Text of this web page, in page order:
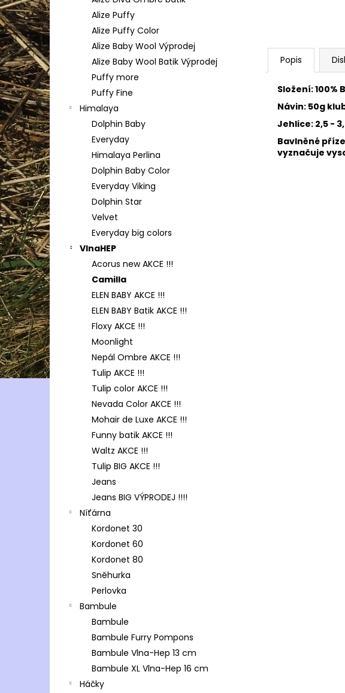
l
Alize Puffy
Alize Puffy Color
Alize Baby Wool Výprodej
Alize Baby Wool Batik Výprodej
Puffy more
Puffy Fine
Himalaya
Dolphin Baby
Everyday
Himalaya Perlina
Dolphin Baby Color
Everyday Viking
Dolphin Star
Velvet
Everyday big colors
VlnaHEP
Acorus new AKCE !!!
Camilla
ELEN BABY AKCE !!!
ELEN BABY Batik AKCE !!!
Floxy AKCE !!!
Moonlight
Nepál Ombre AKCE !!!
Tulip AKCE !!!
Tulip color AKCE !!!
Nevada Color AKCE !!!
Mohair de Luxe AKCE !!!
Funny batik AKCE !!!
Waltz AKCE !!!
Tulip BIG AKCE !!!
Jeans
Jeans BIG VÝPRODEJ !!!!
Níťárna
Kordonet 30
Kordonet 60
Kordonet 80
Sněhurka
Perlovka
Bambule
Bambule
Bambule Furry Pompons
Bambule Vlna-Hep 13 cm
Bambule XL Vlna-Hep 16 cm
Háčky
Popis
Složení: 100%
Návin: 50g
Jehlice: 2,5 -
Bavlněné
vyznačuje
TULIP 4010
50 Kč